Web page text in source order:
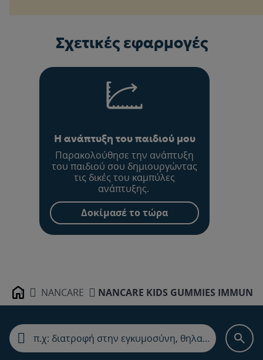
Σχετικές εφαρμογές
Η ανάπτυξη του παιδιού μου
Παρακολούθησε την ανάπτυξη
του παιδιού σου δημιουργώντας
τις δικές του καμπύλες
ανάπτυξης.
Δοκίμασέ το τώρα
Home NANCARE NANCARE KIDS GUMMIES